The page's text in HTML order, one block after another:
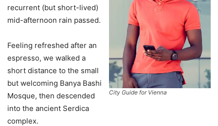
City Guide for Vienna
recurrent (but short-lived)
mid-afternoon rain passed.
Feeling refreshed after an
espresso, we walked a
short distance to the small
but welcoming Banya Bashi
Mosque, then descended
into the ancient Serdica
complex.